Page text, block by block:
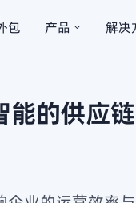
包 产品 解决
蓝牙耳机
的供应